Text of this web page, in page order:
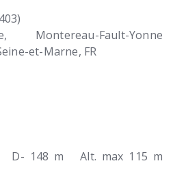
Montereau-Fault-Yonne
et-Marne FR
D- 148 m
Alt. max 115 m